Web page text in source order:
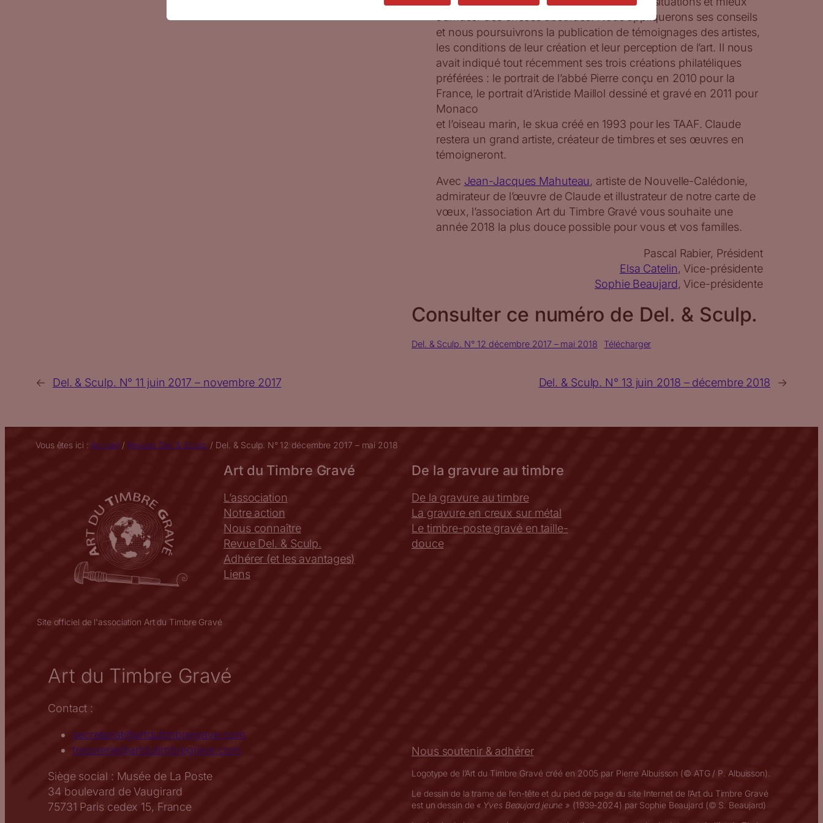
s’amuser des choses absurdes. Nous appliquerons ses conseils
et nous poursuivrons la publication de témoignages des artistes,
les conditions de leur création et leur perception de l’art. Il nous
avait indiqué tout récemment ses trois créations philatéliques
préférées : le portrait de l’abbé Pierre conçu en 2010 pour la
France, le portrait d’Aristide Maillol dessiné et gravé en 2011 pour
Monaco
et l’oiseau marin, le skua créé en 1993 pour les TAAF. Claude
restera un grand artiste, créateur de timbres et ses œuvres en
témoigneront.
Avec Jean-Jacques Mahuteau, artiste de Nouvelle-Calédonie,
admirateur de l’œuvre de Claude et illustrateur de notre carte de
vœux, l’association Art du Timbre Gravé vous souhaite une
année 2018 la plus douce possible pour vous et vos familles.
Pascal Rabier, Président
Elsa Catelin, Vice-présidente
Sophie Beaujard, Vice-présidente
Consulter ce numéro de Del. & Sculp.
Del. & Sculp. N° 12 décembre 2017 – mai 2018 Télécharger
← Del. & Sculp. N° 11 juin 2017 – novembre 2017 Del. & Sculp. N° 13 juin 2018 – décembre 2018 →
Vous êtes ici : Accueil / Revues Del. & Sculp. / Del. & Sculp. N° 12 décembre 2017 – mai 2018
Site officiel de l'association Art du Timbre Gravé
Art du Timbre Gravé
L’association
Notre action
Nous connaître
Revue Del. & Sculp.
Adhérer (et les avantages)
Liens
De la gravure au timbre
De la gravure au timbre
La gravure en creux sur métal
Le timbre-poste gravé en taille-
douce
Art du Timbre Gravé
Contact :
secretariat@artdutimbregrave.com
tresorerie@artdutimbregrave.com
Siège social : Musée de La Poste
34 boulevard de Vaugirard
75731 Paris cedex 15, France
Nous soutenir & adhérer
Logotype de l’Art du Timbre Gravé créé en 2005 par Pierre Albuisson (© ATG / P. Albuisson).
Le dessin de la trame de l’en-tête et du pied de page du site Internet de l’Art du Timbre Gravé
est un dessin de « Yves Beaujard jeune » (1939-2024) par Sophie Beaujard (© S. Beaujard)